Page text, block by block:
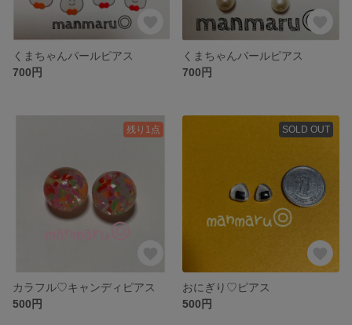
くまちゃんパールピアス
700円
くまちゃんパールピアス
700円
残り1点
カラフル♡キャンディピアス
500円
SOLD OUT
おにぎり♡ピアス
500円